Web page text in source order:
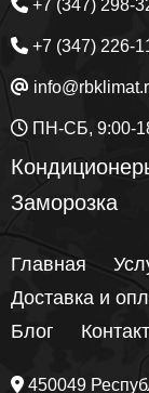
+7 (347) 298-
+7 (347) 226-
ПН-СБ, 9:00-
Заморозка
Главная
Доставка и
Блог
450049